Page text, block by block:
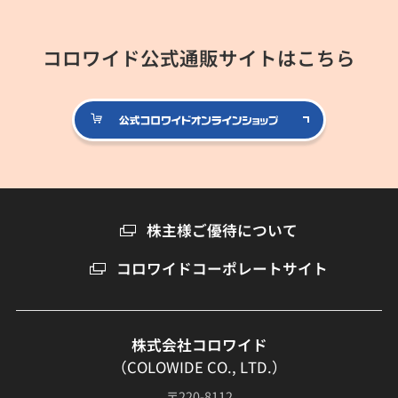
コロワイド公式通販サイトはこちら
公式コロ
株主様ご優待について
コロワイドコーポレートサイト
株式会社コロワイド
（COLOWIDE CO., LTD.）